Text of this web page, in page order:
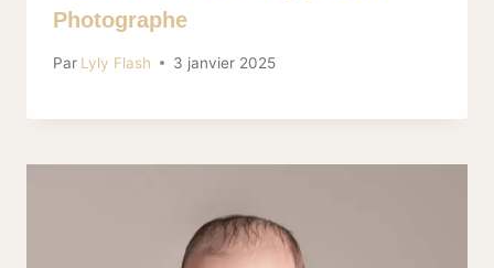
Photographe
Par Lyly Flash 3 janvier 2025